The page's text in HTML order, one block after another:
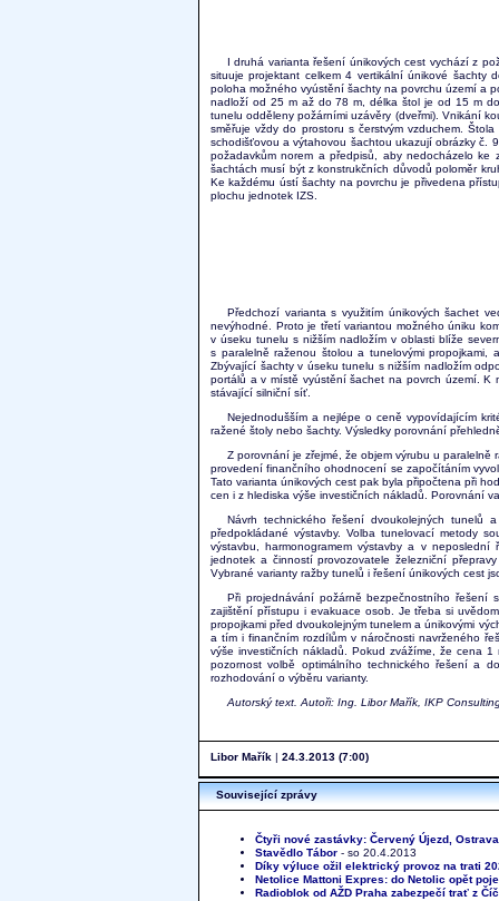
I druhá varianta řešení únikových cest vychází z
situuje projektant celkem 4 vertikální únikové
poloha možného vyústění šachty na povrchu území a
nadloží od 25 m až do 78 m, délka štol je od 15 m
tunelu odděleny požárními uzávěry (dveřmi). Vnikání
směřuje vždy do prostoru s čerstvým vzduchem.
schodišťovou a výtahovou šachtou ukazují obrázky č.
požadavkům norem a předpisů, aby nedocházelo
šachtách musí být z konstrukčních důvodů poloměr
Ke každému ústí šachty na povrchu je přivedena
plochu jednotek IZS.
Předchozí varianta s využitím únikových šachet
nevýhodné. Proto je třetí variantou možného úniku
v úseku tunelu s nižším nadložím v oblasti blíže
s paralelně raženou štolou a tunelovými
Zbývající šachty v úseku tunelu s nižším nadložím
portálů a v místě vyústění šachet na povrch území. K
stávající silniční síť.
Nejednodušším a nejlépe o ceně vypovídajícím
ražené štoly nebo šachty. Výsledky porovnání
Z porovnání je zřejmé, že objem výrubu u
provedení finančního ohodnocení se započítáním
Tato varianta únikových cest pak byla připočtena při
cen i z hlediska výše investičních nákladů. Porovnání
Návrh technického řešení dvoukolejných tunelů
předpokládané výstavby. Volba tunelovací metody
výstavbu, harmonogramem výstavby a v
jednotek a činností provozovatele železniční
Vybrané varianty ražby tunelů i řešení únikových cest
Při projednávání požárně bezpečnostního řešení
zajištění přístupu i evakuace osob. Je třeba si
propojkami před dvoukolejným tunelem a únikovými
a tím i finančním rozdílům v náročnosti navrženého
výše investičních nákladů. Pokud zvážíme, že cena
pozornost volbě optimálního technického řešení a
rozhodování o výběru varianty.
Autorský text. Autoři: Ing. Libor Mařík, IKP
Libor Mařík | 24.3.2013 (7:00)
Související zprávy
Čtyři nové zastávky: Červený Újezd,
Stavědlo Tábor - so 20.4.2013
Díky výluce ožil elektrický provoz na trati
Netolice Mattoni Expres: do Netolic opět
Radioblok od AŽD Praha zabezpečí trať z